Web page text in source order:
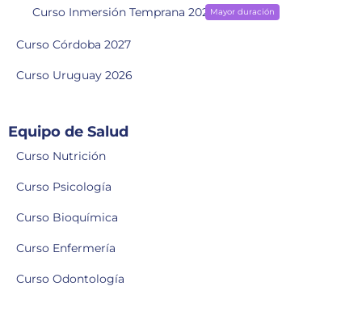
Curso Inmersión Temprana 2028Mayor duración
Curso Córdoba 2027
Curso Uruguay 2026
Equipo de Salud
Curso Nutrición
Curso Psicología
Curso Bioquímica
Curso Enfermería
Curso Odontología